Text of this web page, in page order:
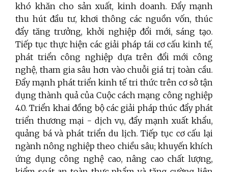
khó khăn cho sản xuất, kinh doanh. Đẩy mạnh
thu hút đầu tư, khơi thông các nguồn vốn, thúc
đẩy tăng trưởng, khởi nghiệp đổi mới, sáng tạo.
Tiếp tục thực hiện các giải pháp tái cơ cấu kinh tế,
phát triển công nghiệp dựa trên đổi mới công
nghệ, tham gia sâu hơn vào chuỗi giá trị toàn cầu.
Đẩy mạnh phát triển kinh tế tri thức trên cơ sở tận
dụng thành quả của Cuộc cách mạng công nghiệp
4.0. Triển khai đồng bộ các giải pháp thúc đẩy phát
triển thương mại - dịch vụ, đẩy mạnh xuất khẩu,
quảng bá và phát triển du lịch. Tiếp tục cơ cấu lại
ngành nông nghiệp theo chiều sâu; khuyến khích
ứng dụng công nghệ cao, nâng cao chất lượng,